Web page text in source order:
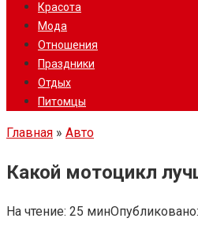
Красота
Мода
Отношения
Праздники
Отдых
Питомцы
Главная » Авто
Какой мотоцикл
На чтение: 25 минОпубликовано: